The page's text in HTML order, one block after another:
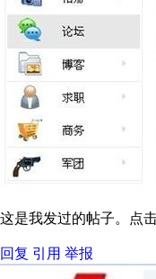
这是我发过的帖子。点
回复 引用 举报